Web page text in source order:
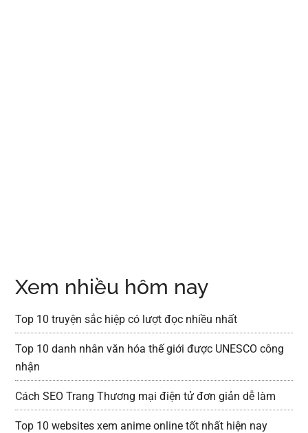
Xem nhiều hôm nay
Top 10 truyện sắc hiệp có lượt đọc nhiều nhất
Top 10 danh nhân văn hóa thế giới được UNESCO công
nhận
Cách SEO Trang Thương mại điện tử đơn giản dễ làm
Top 10 websites xem anime online tốt nhất hiện nay